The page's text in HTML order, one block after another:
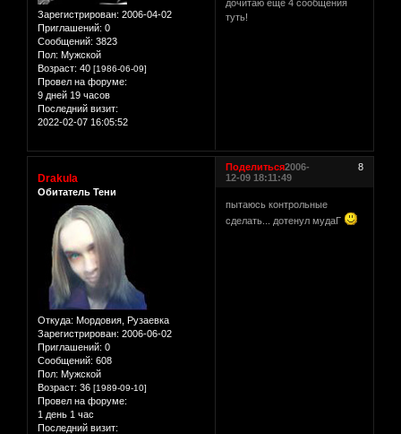
Зарегистрирован: 2006-04-02
Приглашений: 0
Сообщений: 3823
Пол: Мужской
Возраст: 40 [1986-06-09]
Провел на форуме:
9 дней 19 часов
Последний визит:
2022-02-07 16:05:52
дочитаю ещё 4 сообщения
туть!
Поделиться 8
2006-
12-09 18:11:49
Drakula
Обитатель Тени
Откуда: Мордовия, Рузаевка
Зарегистрирован: 2006-06-02
Приглашений: 0
Сообщений: 608
Пол: Мужской
Возраст: 36 [1989-09-10]
Провел на форуме:
1 день 1 час
Последний визит:
пытаюсь контрольные
сделать... дотенул мудаГ